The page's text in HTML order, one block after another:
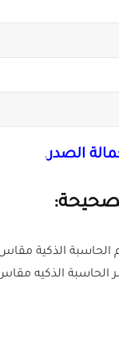
الصدر.
الحاسبة
الحاسبة الذكيه